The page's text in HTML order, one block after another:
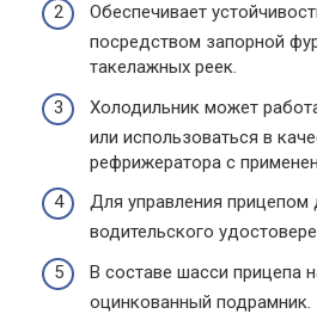
Обеспечивает
посредством запорной
такелажных реек.
Холодильник может
или использоваться в
рефрижератора с
Для управления прицепом
водительского
В составе шасси прицепа
оцинкованный подрамник.